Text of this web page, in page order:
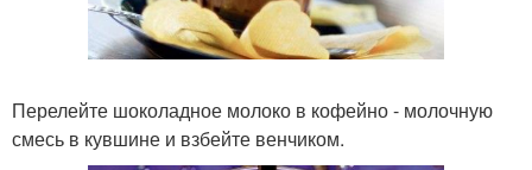
Перелейте шоколадное молоко в кофейно - молочную
смесь в кувшине и взбейте венчиком.